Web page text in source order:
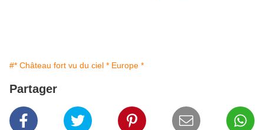
#* Château fort vu du ciel * Europe *
Partager